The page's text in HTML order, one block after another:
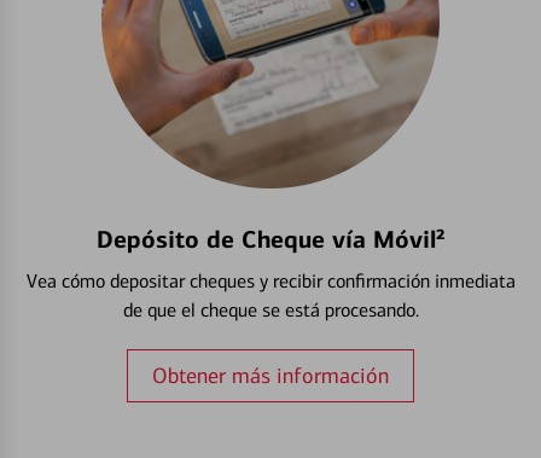
Depósito de Cheque vía Móvil²
Vea cómo depositar cheques y recibir confirmación inmediata
de que el cheque se está procesando.
Obtener más información